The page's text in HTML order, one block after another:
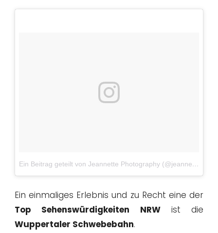
Ein Beitrag geteilt von Jeannette Photography (@jeannetteck_photography)
Ein einmaliges Erlebnis und zu Recht eine der
Top Sehenswürdigkeiten NRWist die
Wuppertaler Schwebebahn.